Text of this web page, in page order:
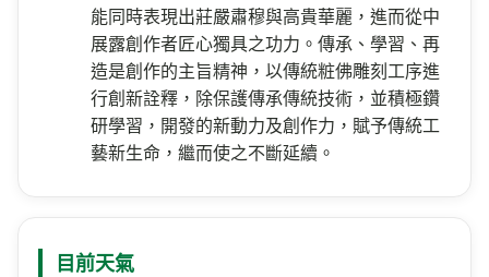
能同時表現出莊嚴肅穆與高貴華麗，進而從中
展露創作者匠心獨具之功力。傳承、學習、再
造是創作的主旨精神，以傳統粧佛雕刻工序進
行創新詮釋，除保護傳承傳統技術，並積極鑽
研學習，開發的新動力及創作力，賦予傳統工
藝新生命，繼而使之不斷延續。
目前天氣